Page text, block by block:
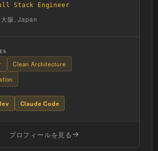
Stack Engineer
大阪, Japan
Clean Architecture
Claude Code
プロフィールを見る